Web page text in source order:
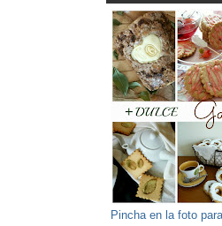
Pincha en la foto